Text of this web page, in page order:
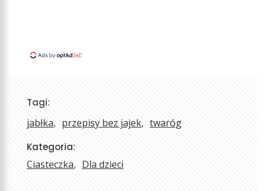
Tagi:
jabłka przepisy bez jajek twaróg
Kategoria:
Ciasteczka Dla dzieci